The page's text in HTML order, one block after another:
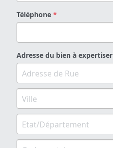
Téléphone*
Adresse du bien à expertiser